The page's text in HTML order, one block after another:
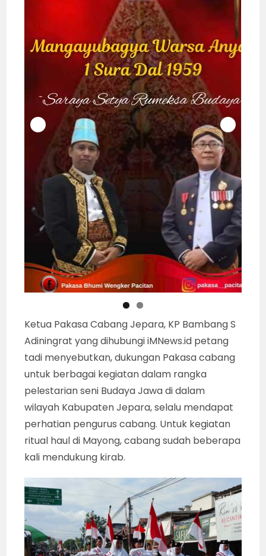
Ketua Pakasa Cabang Jepara, KP Bambang S
Adiningrat yang dihubungi iMNews.id petang
tadi menyebutkan, dukungan Pakasa cabang
untuk berbagai kegiatan dalam rangka
pelestarian seni Budaya Jawa di dalam
wilayah Kabupaten Jepara, selalu mendapat
perhatian pengurus cabang. Untuk kegiatan
ritual haul di Mayong, cabang sudah beberapa
kali mendukung kirab.